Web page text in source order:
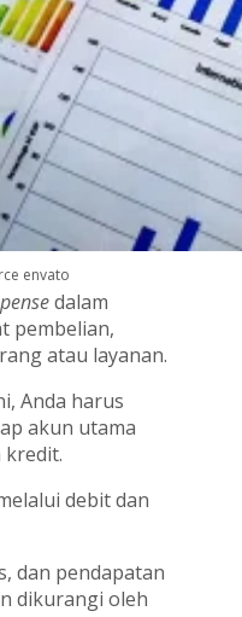
envato
dalam
pembelian,
atau layanan.
Anda harus
akun utama
debit dan
dan pendapatan
dikurangi oleh